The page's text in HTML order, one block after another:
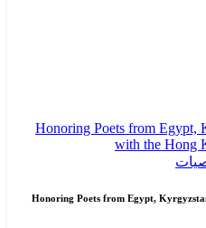
Honoring Poets from Egypt,